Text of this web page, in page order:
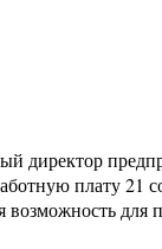
директор
плату 21
возможность